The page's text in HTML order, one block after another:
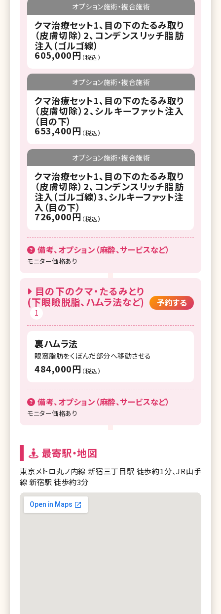
オプション施術・複合施術
クマ治療セット1、目の下のたるみ取り
（皮膚切除）2、コンデンスリッチ脂肪
注入（ゴルゴ線）
605,000円 （税込）
オプション施術・複合施術
クマ治療セット1、目の下のたるみ取り
（皮膚切除）2、シルキーファット注入
（目の下）
653,400円 （税込）
オプション施術・複合施術
クマ治療セット1、目の下のたるみ取り
（皮膚切除）2、コンデンスリッチ脂肪
注入（ゴルゴ線）3、シルキーファット注
入（目の下）
726,000円 （税込）
備考、オプション（麻酔、サービスなど）
モニター価格あり
目の下のクマ・たるみとり
(下眼瞼脱脂、ハムラ法など)
1
予約する
裏ハムラ法
眼窩脂肪をくぼんだ部分へ移動させる
484,000円 （税込）
備考、オプション（麻酔、サービスなど）
モニター価格あり
最寄駅・地図
東京メトロ丸ノ内線 新宿三丁目駅 徒歩約1分、JR山手
線 新宿駅 徒歩約3分